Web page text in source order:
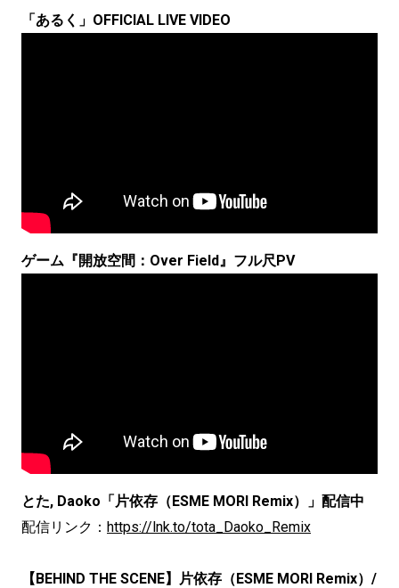
「あるく」OFFICIAL LIVE VIDEO
ゲーム『開放空間：Over Field』フル尺PV
とた, Daoko「片依存（ESME MORI Remix）」配信中
配信リンク： https://lnk.to/tota_Daoko_Remix
【BEHIND THE SCENE】片依存（ESME MORI Remix）/